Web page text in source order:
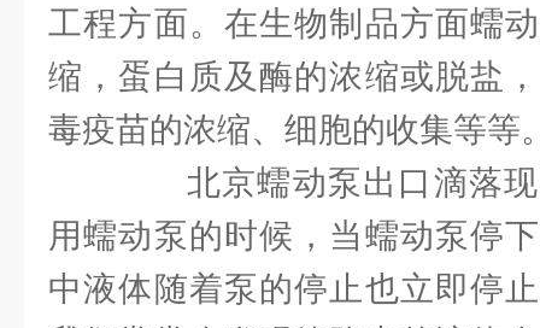
工程方面。在生物制品方面蠕
缩，蛋白质及酶的浓缩或脱盐
毒疫苗的浓缩、细胞的收集等等
北京蠕动泵出口滴落现
用蠕动泵的时候，当蠕动泵停
中液体随着泵的停止也立即停